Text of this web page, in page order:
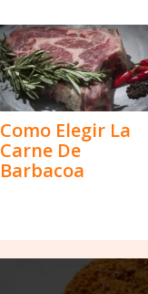
Como Elegir La
Carne De
Barbacoa